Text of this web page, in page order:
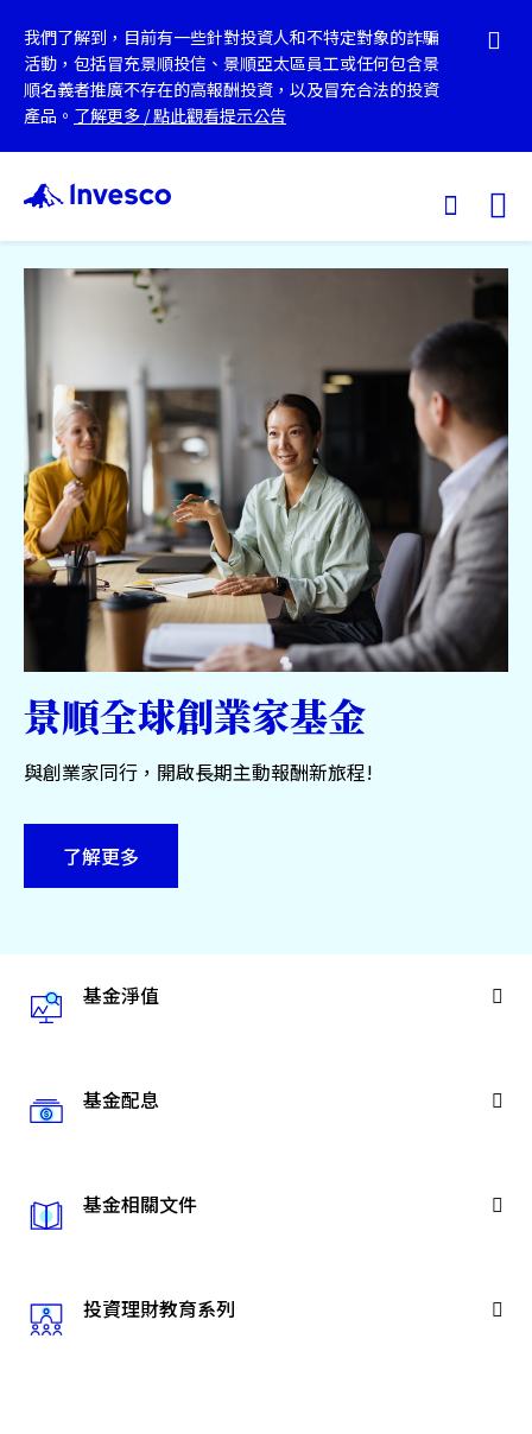
我們的基金
投資觀點
投資教育
服務中心
永續專區
關於景順
台灣
聯絡我們
我們了解到，目前有一些針對投資人和不特定對象的詐騙
活動，包括冒充景順投信、景順亞太區員工或任何包含景
順名義者推廣不存在的高報酬投資，以及冒充合法的投資
產品。 了解更多 /點此觀看提示公告
景順全球創業家基金
與創業家同行，開啟長期主動報酬新旅程!
了解更多
基金淨值
基金配息
基金相關文件
投資理財教育系列